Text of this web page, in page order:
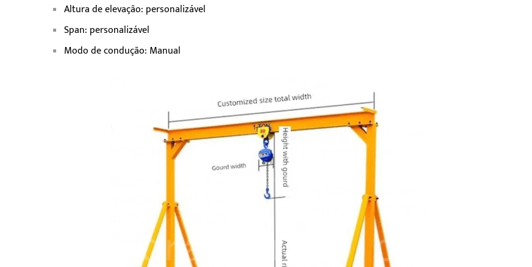
Altura de elevação: personalizável
Span: personalizável
Modo de condução: Manual